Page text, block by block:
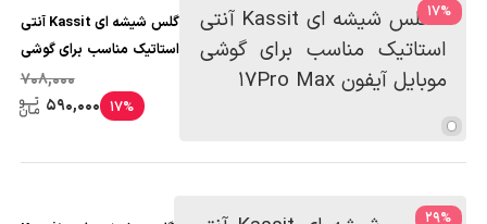
%
17
گلس شیشه ای Kassit آنتی
استاتیک مناسب برای گوشی
708,000
17%
590,000
%
29